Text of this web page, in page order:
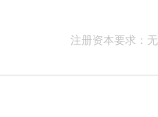
注册资本要求：无